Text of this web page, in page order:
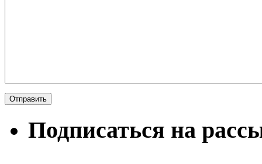
Подписаться на